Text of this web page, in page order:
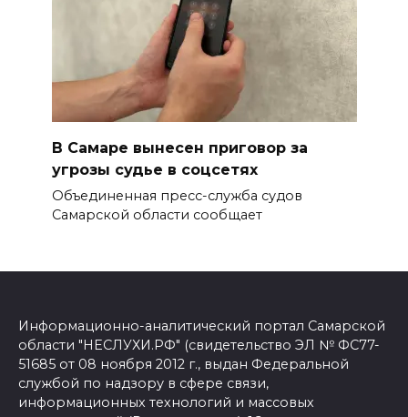
В Самаре вынесен приговор за
угрозы судье в соцсетях
Объединенная пресс-служба судов
Самарской области сообщает
Информационно-аналитический портал Самарской
области "НЕСЛУХИ.РФ" (свидетельство ЭЛ № ФС77-
51685 от 08 ноября 2012 г., выдан Федеральной
службой по надзору в сфере связи,
информационных технологий и массовых